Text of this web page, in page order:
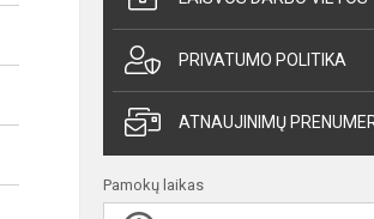
PRIVATUMO POLITIKA
ATNAUJINIMŲ
Pamokų laikas